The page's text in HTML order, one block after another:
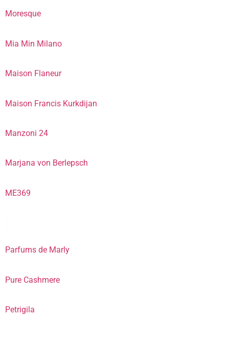
Moresque
Mia Min Milano
Maison Flaneur
Maison Francis Kurkdijan
Manzoni 24
Marjana von Berlepsch
ME369
Parfums de Marly
Pure Cashmere
Petrigila